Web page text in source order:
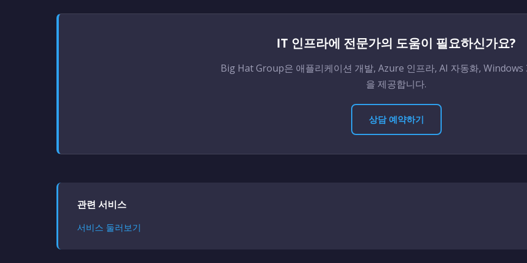
IT 인프라에 전문가의 도움이 필요하신가요?
Big Hat Group은 애플리케이션 개발, Azure 인프라, AI 자동화, Windows
을 제공합니다.
상담 예약하기
관련 서비스
서비스 둘러보기